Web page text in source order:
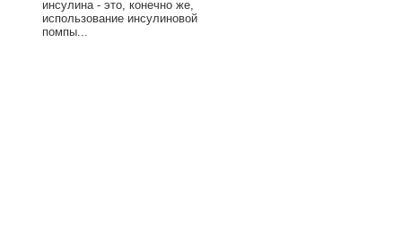
инсулина - это, конечно же,
использование инсулиновой
помпы...